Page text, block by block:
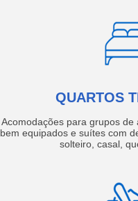
QUARTOS
Acomodações para grupos
bem equipados e suítes com
solteiro, casal,